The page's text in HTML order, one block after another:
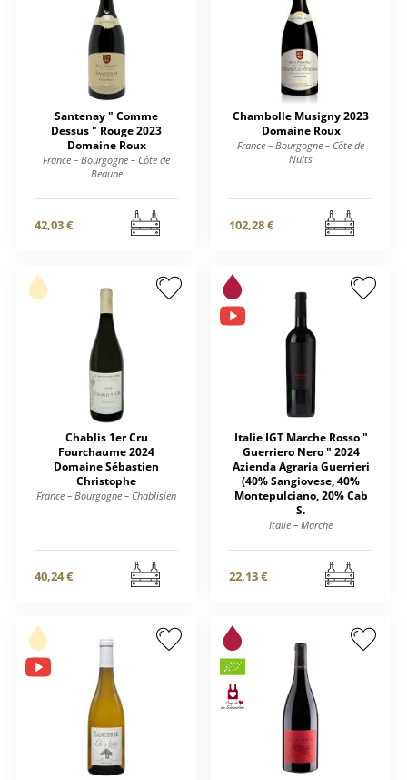
Santenay " Comme
Dessus " Rouge 2023
Domaine Roux
France – Bourgogne – Côte de
Beaune
42,03 €
Chambolle Musigny 2023
Domaine Roux
France – Bourgogne – Côte de
Nuits
102,28 €
Chablis 1er Cru
Fourchaume 2024
Domaine Sébastien
Christophe
France – Bourgogne – Chablisien
40,24 €
Italie IGT Marche Rosso "
Guerriero Nero " 2024
Azienda Agraria Guerrieri
(40% Sangiovese, 40%
Montepulciano, 20% Cab
S.
Italie – Marche
22,13 €